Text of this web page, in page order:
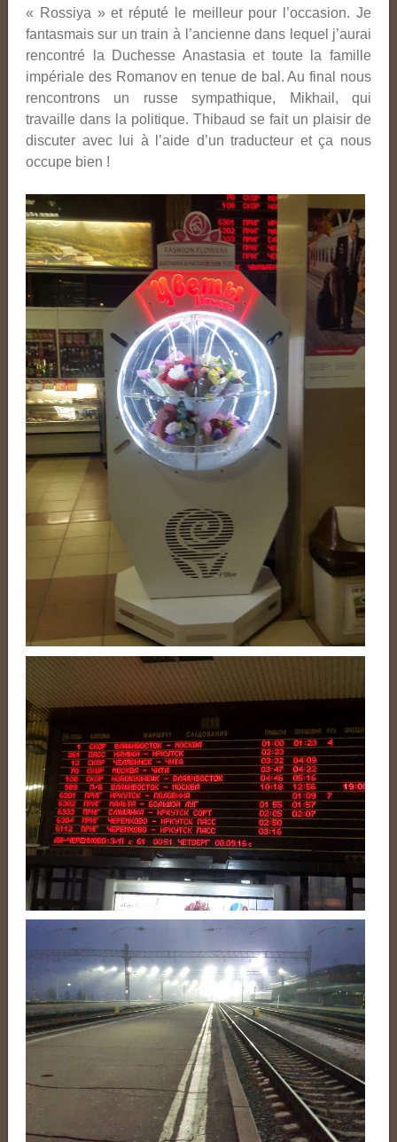
« Rossiya » et réputé le meilleur pour l’occasion. Je
fantasmais sur un train à l’ancienne dans lequel j’aurai
rencontré la Duchesse Anastasia et toute la famille
impériale des Romanov en tenue de bal. Au final nous
rencontrons un russe sympathique, Mikhail, qui
travaille dans la politique. Thibaud se fait un plaisir de
discuter avec lui à l’aide d’un traducteur et ça nous
occupe bien !